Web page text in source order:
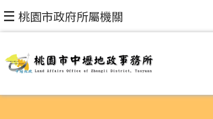
跳到主要內容區塊
桃園市政府所屬機關